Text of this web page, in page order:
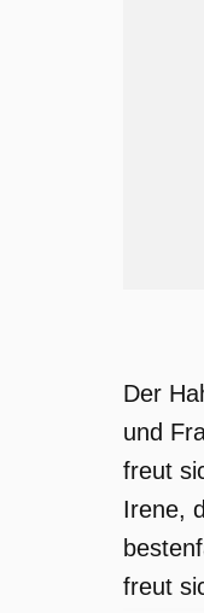
Der
und
freut
Irene,
freut